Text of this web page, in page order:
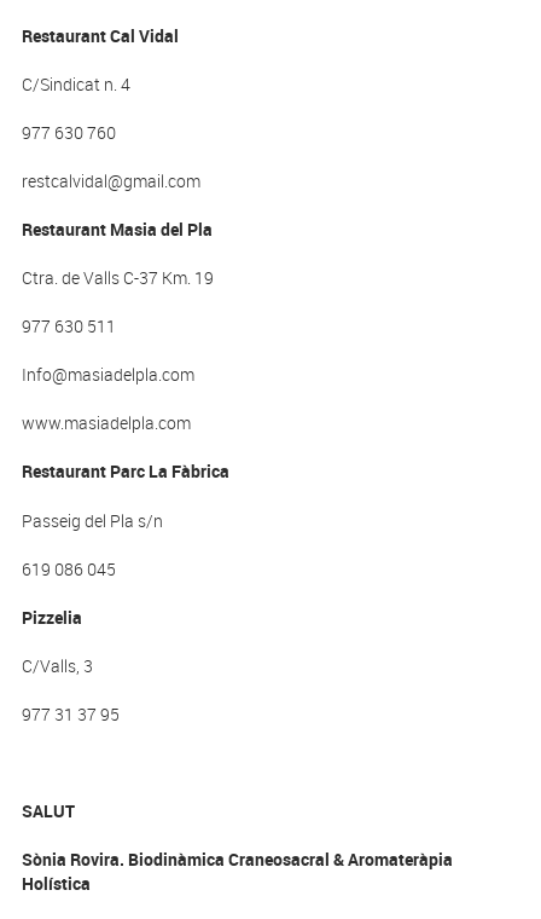
Restaurant Cal Vidal
C/Sindicat n. 4
977 630 760
restcalvidal@gmail.com
Restaurant Masia del Pla
Ctra. de Valls C-37 Km. 19
977 630 511
Info@masiadelpla.com
www.masiadelpla.com
Restaurant Parc La Fàbrica
Passeig del Pla s/n
619 086 045
Pizzelia
C/Valls, 3
977 31 37 95
SALUT
Sònia Rovira. Biodinàmica Craneosacral & Aromateràpia
Holística